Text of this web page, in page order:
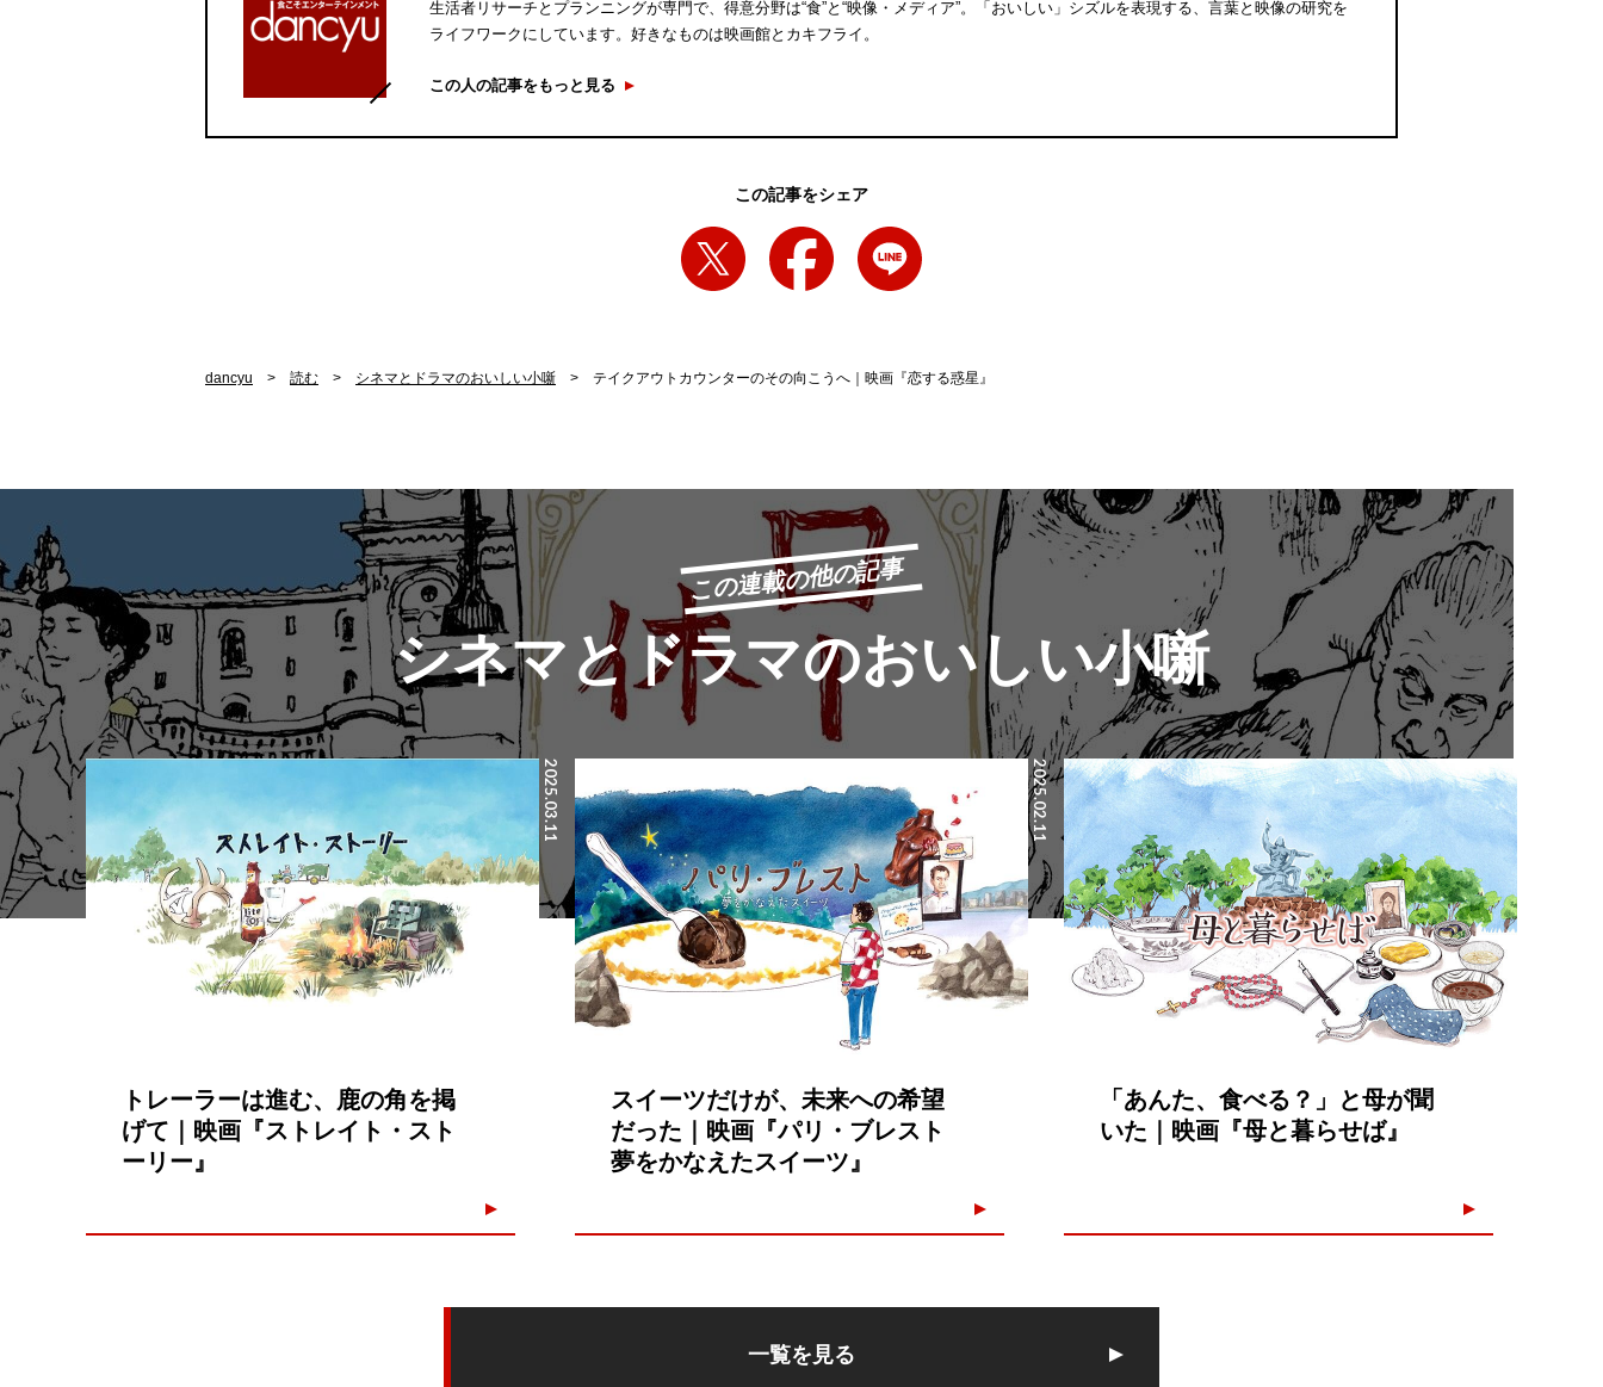
生活者リサーチとプランニングが専門で、得意分野は“食”と“映像・メディア”。「おいしい」シズルを表現する、言葉と映像の研究を
ライフワークにしています。好きなものは映画館とカキフライ。
この人の記事をもっと見る
この記事をシェア
dancyu 読む シネマとドラマのおいしい小噺 テイクアウトカウンターのその向こうへ｜映画『恋する惑星』
この連載の他の記事
シネマとドラマのおいしい小噺
2025.03.11
トレーラーは進む、鹿の角を掲
げて｜映画『ストレイト・スト
ーリー』
2025.02.11
スイーツだけが、未来への希望
だった｜映画『パリ・ブレスト
夢をかなえたスイーツ』
「あんた、食べる？」と母が聞
いた｜映画『母と暮らせば』
一覧を見る